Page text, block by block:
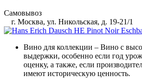
Самовывоз
г. Москва, ул. Никольская, д. 19-21/1
Вино для коллекции – Вино с
выдержки, особенно если год
оценку, а также, если
имеют историческую ценность.